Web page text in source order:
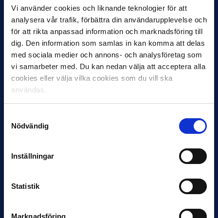
Vi använder cookies och liknande teknologier för att
analysera vår trafik, förbättra din användarupplevelse och
för att rikta anpassad information och marknadsföring till
dig. Den information som samlas in kan komma att delas
med sociala medier och annons- och analysföretag som
vi samarbeter med. Du kan nedan välja att acceptera alla
cookies eller välja vilka cookies som du vill ska
användas.
Nödvändig
Inställningar
Statistik
Marknadsföring
12 JUNI
Favorit i repris för Sirius i maj
Samma vinnare som i…
11 JUNI
och Superettan
Bosnien & Hercegovina Armin Gigovic — Helsingborgs IF
Elfenbenskusten…